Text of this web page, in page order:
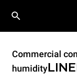
Commercial
humidity